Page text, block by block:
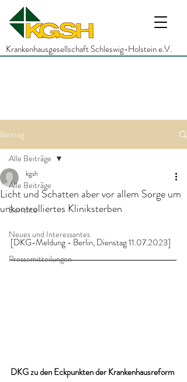
Krankenhausgesellschaft Schleswig-Holstein e.V.
Beitrag
Alle Beiträge
Berichte
Neues und Interessantes
Pressemitteilungen
Alle Beiträge
Licht und Schatten aber vor allem Sorge um
unkontrolliertes Kliniksterben
kgsh
[DKG-Meldung - Berlin, Dienstag 11.07.2023]
DKG zu den Eckpunkten der Krankenhausreform